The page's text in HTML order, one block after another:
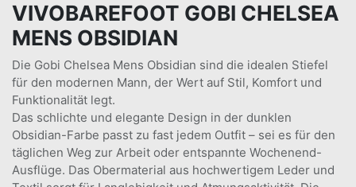
VIVOBAREFOOT GOBI CHELSEA
MENS OBSIDIAN
Die Gobi Chelsea Mens Obsidian sind die idealen Stiefel
für den modernen Mann, der Wert auf Stil, Komfort und
Funktionalität legt.
Das schlichte und elegante Design in der dunklen
Obsidian-Farbe passt zu fast jedem Outfit – sei es für den
täglichen Weg zur Arbeit oder entspannte Wochenend-
Ausflüge. Das Obermaterial aus hochwertigem Leder und